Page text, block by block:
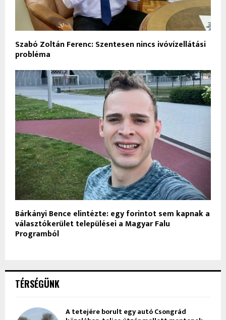
Szabó Zoltán Ferenc: Szentesen nincs ivóvízellátási
probléma
Bárkányi Bence elintézte: egy forintot sem kapnak a
választókerület települései a Magyar Falu
Programból
TÉRSÉGÜNK
A tetejére borult egy autó Csongrád